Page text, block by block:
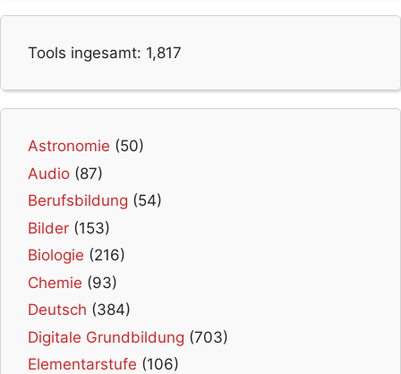
Tools ingesamt: 1,817
Astronomie (50)
Audio (87)
Berufsbildung (54)
Bilder (153)
Biologie (216)
Chemie (93)
Deutsch (384)
Digitale Grundbildung (703)
Elementarstufe (106)